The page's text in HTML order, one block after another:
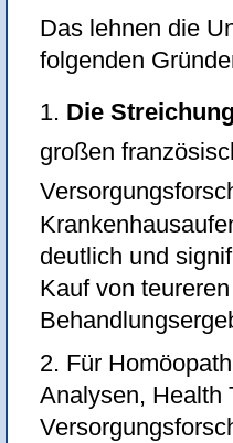
Das lehnen die
folgenden
1. Die
großen
deutlich und
Kauf von
2. Für
Analysen, Health